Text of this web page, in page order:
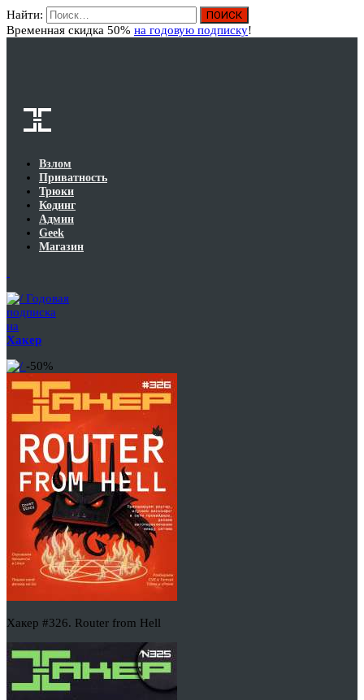
Найти:
Временная скидка 50% на годовую подписку!
Взлом
Приватность
Трюки
Кодинг
Админ
Geek
Магазин
Годовая
подписка
на
Хакер
-50%
Хакер #326. Router from Hell